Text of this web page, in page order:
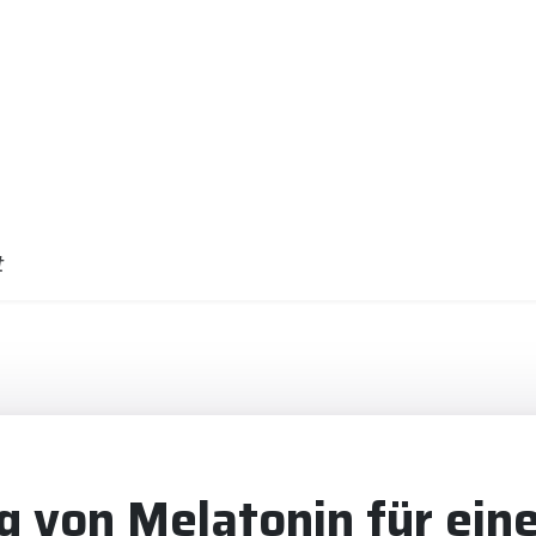
von Melatonin für